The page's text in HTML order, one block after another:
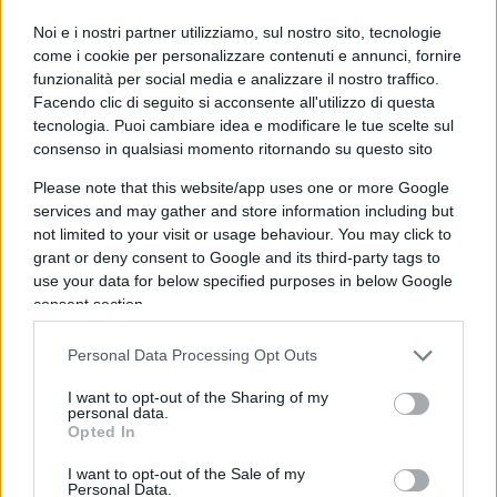
Noi e i nostri partner utilizziamo, sul nostro sito, tecnologie
come i cookie per personalizzare contenuti e annunci, fornire
funzionalità per social media e analizzare il nostro traffico.
Facendo clic di seguito si acconsente all'utilizzo di questa
tecnologia. Puoi cambiare idea e modificare le tue scelte sul
consenso in qualsiasi momento ritornando su questo sito
Please note that this website/app uses one or more Google
services and may gather and store information including but
not limited to your visit or usage behaviour. You may click to
grant or deny consent to Google and its third-party tags to
use your data for below specified purposes in below Google
consent section.
Personal Data Processing Opt Outs
I want to opt-out of the Sharing of my
personal data.
Opted In
I want to opt-out of the Sale of my
Personal Data.
autoreferenziale ed endogamico, in cui il metro
muta da provincia a provincia.La riforma
Valditara, sfoltendo le commissioni, ha
prodotto come primo effetto tangibile non più
fallimento sostanziale: quello dei criteri che
dovrebbero governare la formazione e il controllo
del corpo docente. Il docente si forma, insegna e
si giudica dentro circuiti locali chiusi, senza che
alcun organo terzo certifichi la comparabilità dei
metri di valutazione tra un istituto e l’altro. Una
totalità dei casi non vigila ma si assolve.